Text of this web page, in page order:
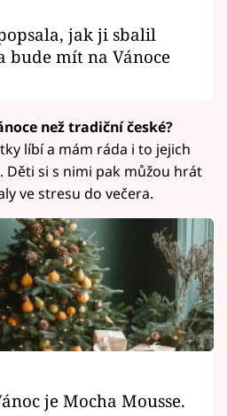
jak ji sbalil
bude mít na Vánoce
než tradiční české?
líbí a mám ráda i to jejich
si s nimi pak můžou hrát
ve stresu do večera.
je Mocha Mousse.